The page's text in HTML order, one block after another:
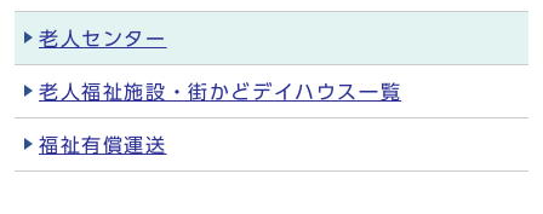
老人センター
老人福祉施設・街かどデイハウス一覧
福祉有償運送